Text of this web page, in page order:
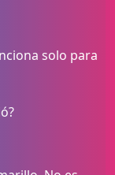
solo para